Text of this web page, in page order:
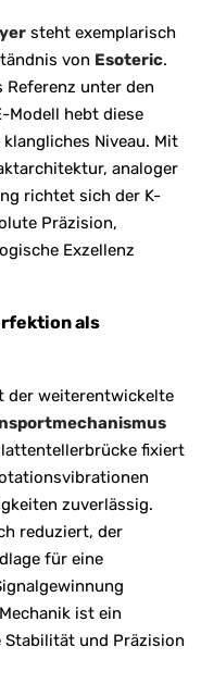
steht exemplarisch
von Esoteric.
Referenz unter den
Modell hebt diese
Niveau. Mit
analoger
richtet sich der K-
Präzision,
Exzellenz
als
der weiterentwickelte
fixiert
zuverlässig.
reduziert, der
für eine
ist ein
Stabilität und Präzision